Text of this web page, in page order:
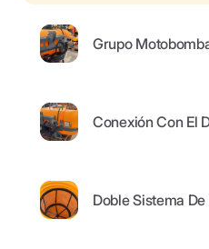
Grupo
Conexión Con El
Doble Sistema